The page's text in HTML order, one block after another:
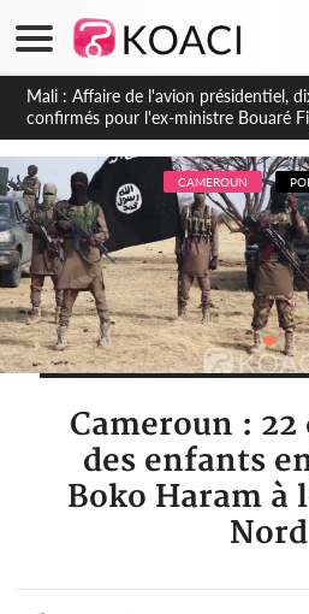
Nigeria : Le Togo et le Cameroun
produits de la raffinerie Dangote en
CAMEROUN
Cameroun :
des enfants
Boko Haram à
Nord